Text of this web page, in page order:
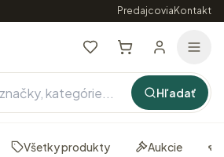
Predajcovia Kontakt
Hľadať
Všetky produkty Aukcie